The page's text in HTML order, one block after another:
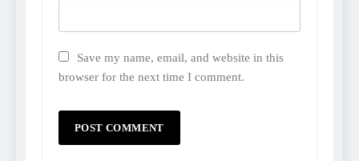
Save my name, email, and website in this
browser for the next time I comment.